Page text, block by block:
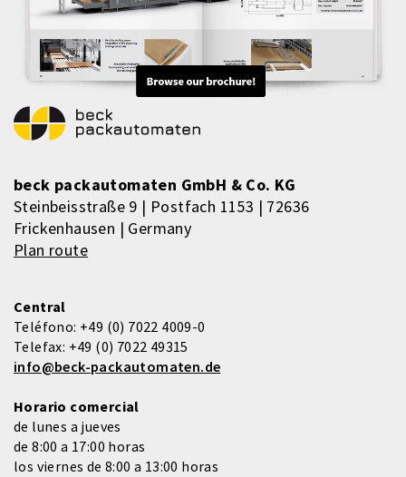
beck packautomaten GmbH & Co. KG
Steinbeisstraße 9 | Postfach 1153 | 72636
Frickenhausen | Germany
Plan route
Central
Teléfono: +49 (0) 7022 4009-0
Telefax: +49 (0) 7022 49315
info@beck-packautomaten.de
Horario comercial
de lunes a jueves
de 8:00 a 17:00 horas
los viernes de 8:00 a 13:00 horas